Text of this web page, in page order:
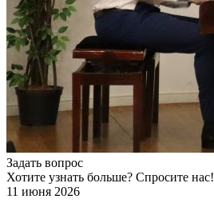
Задать вопрос
Хотите узнать больше? Спросите нас!
11 июня 2026